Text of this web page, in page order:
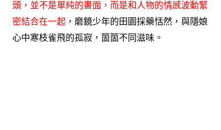
頭，並不是單純的畫面，而是和人物的情感波動緊
密結合在一起 ，磨鏡少年的田園採藥恬然，與隱娘
心中寒枝雀飛的孤寂，箇箇不同滋味。